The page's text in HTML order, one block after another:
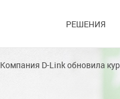
РЕШЕНИЯ
Компания D-Link обновила